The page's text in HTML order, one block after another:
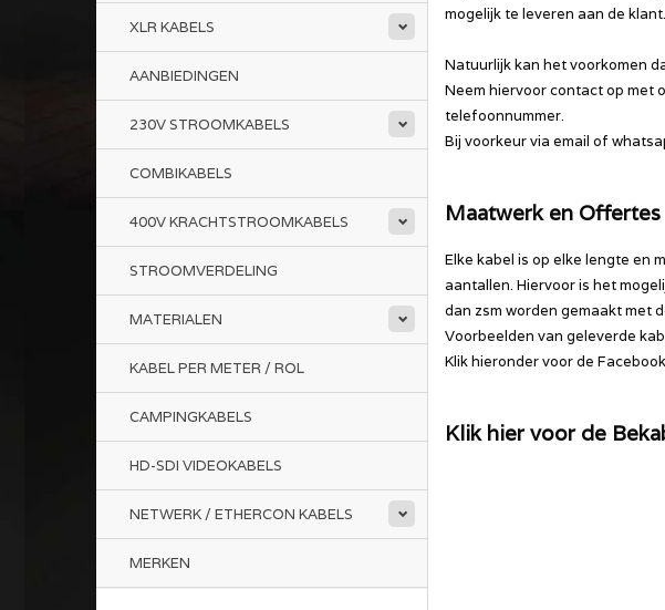
XLR KABELS
AANBIEDINGEN
230V STROOMKABELS
COMBIKABELS
400V KRACHTSTROOMKABELS
STROOMVERDELING
MATERIALEN
KABEL PER METER / ROL
CAMPINGKABELS
HD-SDI VIDEOKABELS
NETWERK / ETHERCON KABELS
MERKEN
mogelijk te leveren aan de klant.
Natuurlijk kan het voorkomen
Neem hiervoor contact op met
telefoonnummer.
Bij voorkeur via email of
Maatwerk en Offertes
Elke kabel is op elke lengte en
aantallen. Hiervoor is het
dan zsm worden gemaakt met
Voorbeelden van geleverde
Klik hieronder voor de
Klik hier voor de